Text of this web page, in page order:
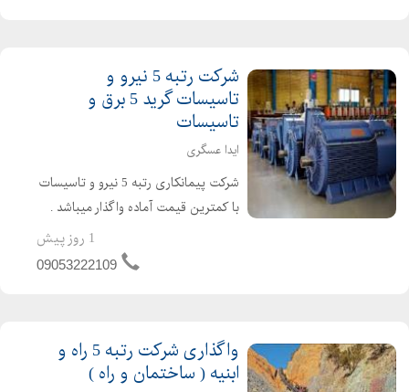
شرکت رتبه 5 نیرو و
تاسیسات گرید 5 برق و
تاسیسات
ایدا عسگری
شرکت پیمانکاری رتبه 5 نیرو و تاسیسات
با کمترین قیمت آماده واگذار میباشد .
سال اعتبار صلاحیت پیمانکاری و 4 سال
1 روز پیش
09053222109
واگذاری شرکت رتبه 5 راه و
ابنیه ( ساختمان و راه )